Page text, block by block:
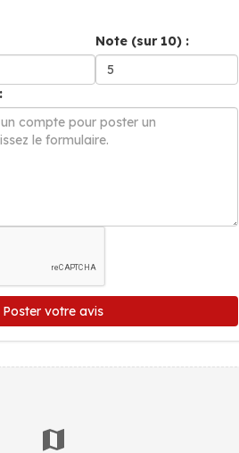
Note (sur 10) :
Poster votre avis